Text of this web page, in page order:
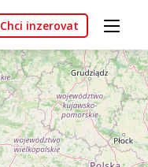
Chci inzerovat